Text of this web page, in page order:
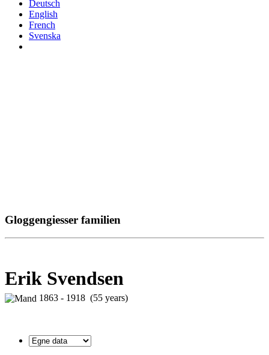
Deutsch
English
French
Svenska
Gloggengiesser familien
Erik Svendsen
1863 - 1918 (55 years)